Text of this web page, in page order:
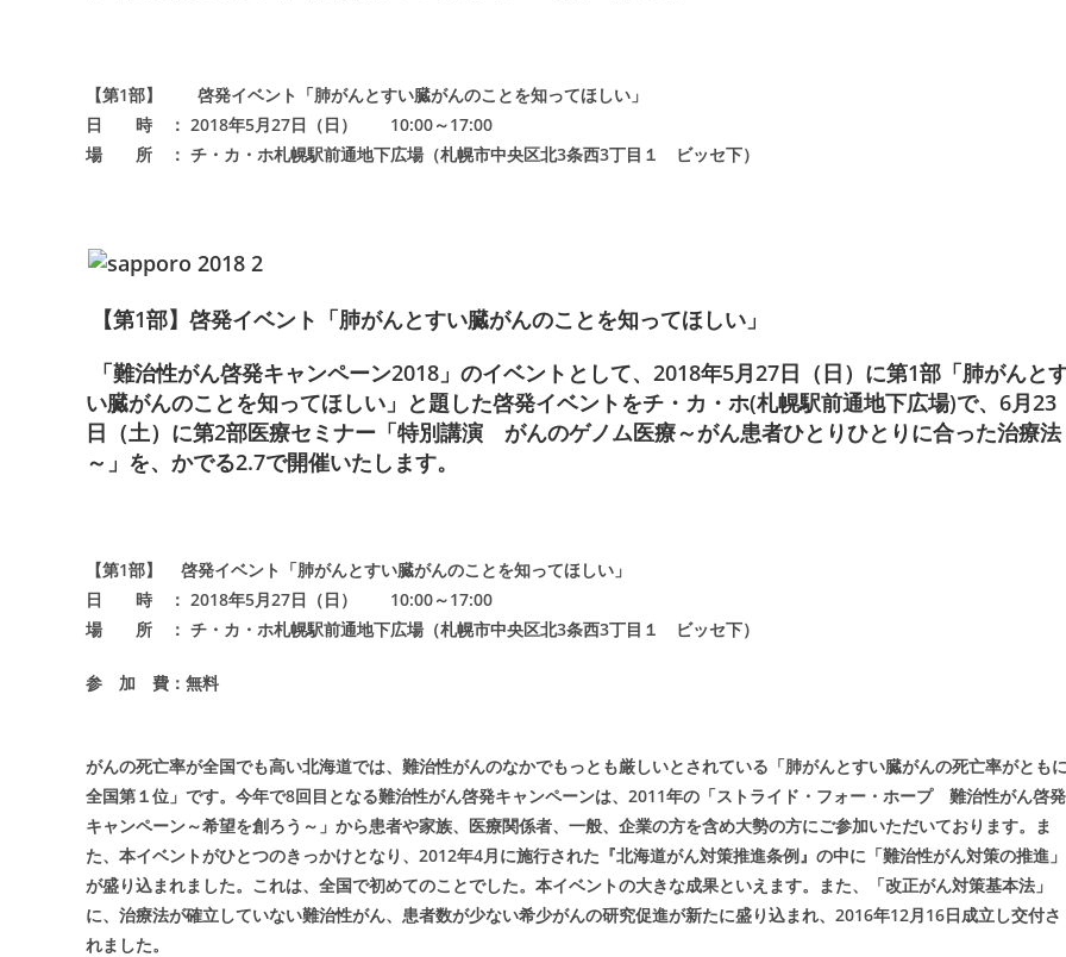
【第1部】 啓発イベント「肺がんとすい臓がんのことを知ってほしい」
日 時 ： 2018年5月27日（日） 10:00～17:00
場 所 ： チ・カ・ホ札幌駅前通地下広場（札幌市中央区北3条西3丁目１ ビッセ下）
【第1部】啓発イベント「肺がんとすい臓がんのことを知ってほしい」
「難治性がん啓発キャンペーン2018」のイベントとして、2018年5月27日（日）に第1部「肺がんと
い臓がんのことを知ってほしい」と題した啓発イベントをチ・カ・ホ(札幌駅前通地下広場)で、6月23
日（土）に第2部医療セミナー「特別講演 がんのゲノム医療～がん患者ひとりひとりに合った治療法
～」を、かでる2.7で開催いたします。
【第1部】 啓発イベント「肺がんとすい臓がんのことを知ってほしい」
日 時 ： 2018年5月27日（日） 10:00～17:00
場 所 ： チ・カ・ホ札幌駅前通地下広場（札幌市中央区北3条西3丁目１ ビッセ下）
参 加 費：無料
がんの死亡率が全国でも高い北海道では、難治性がんのなかでもっとも厳しいとされている「肺がんとすい臓がんの死亡率がとも
全国第１位」です。今年で8回目となる難治性がん啓発キャンペーンは、2011年の「ストライド・フォー・ホープ 難治性がん啓発
キャンペーン～希望を創ろう～」から患者や家族、医療関係者、一般、企業の方を含め大勢の方にご参加いただいております。ま
た、本イベントがひとつのきっかけとなり、2012年4月に施行された『北海道がん対策推進条例』の中に「難治性がん対策の推進」
が盛り込まれました。これは、全国で初めてのことでした。本イベントの大きな成果といえます。また、「改正がん対策基本法」
に、治療法が確立していない難治性がん、患者数が少ない希少がんの研究促進が新たに盛り込まれ、2016年12月16日成立し交付さ
れました。